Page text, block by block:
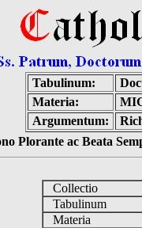
Tabulinum:
Materia:
Argumentum:
Plorante ac Beata
Collectio
Tabulinum
Materia